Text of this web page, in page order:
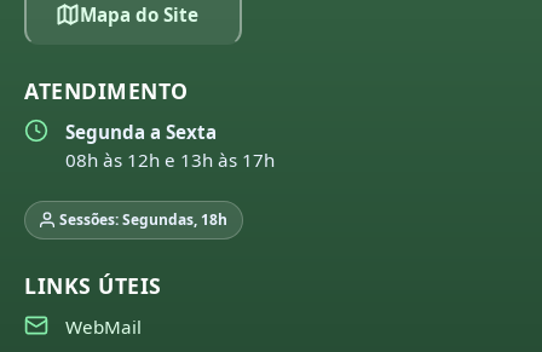
Mapa do Site
ATENDIMENTO
Segunda a Sexta
08h às 12h e 13h às 17h
Sessões: Segundas, 18h
LINKS ÚTEIS
WebMail